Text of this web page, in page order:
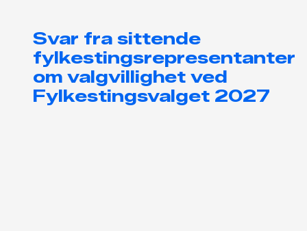
Svar fra sittende
fylkestingsrepresentanter
om valgvillighet ved
Fylkestingsvalget 2027